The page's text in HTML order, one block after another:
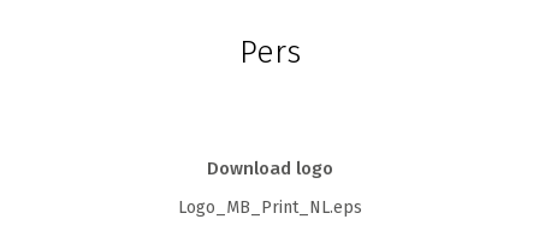
Pers
Download logo
Logo_MB_Print_NL.eps